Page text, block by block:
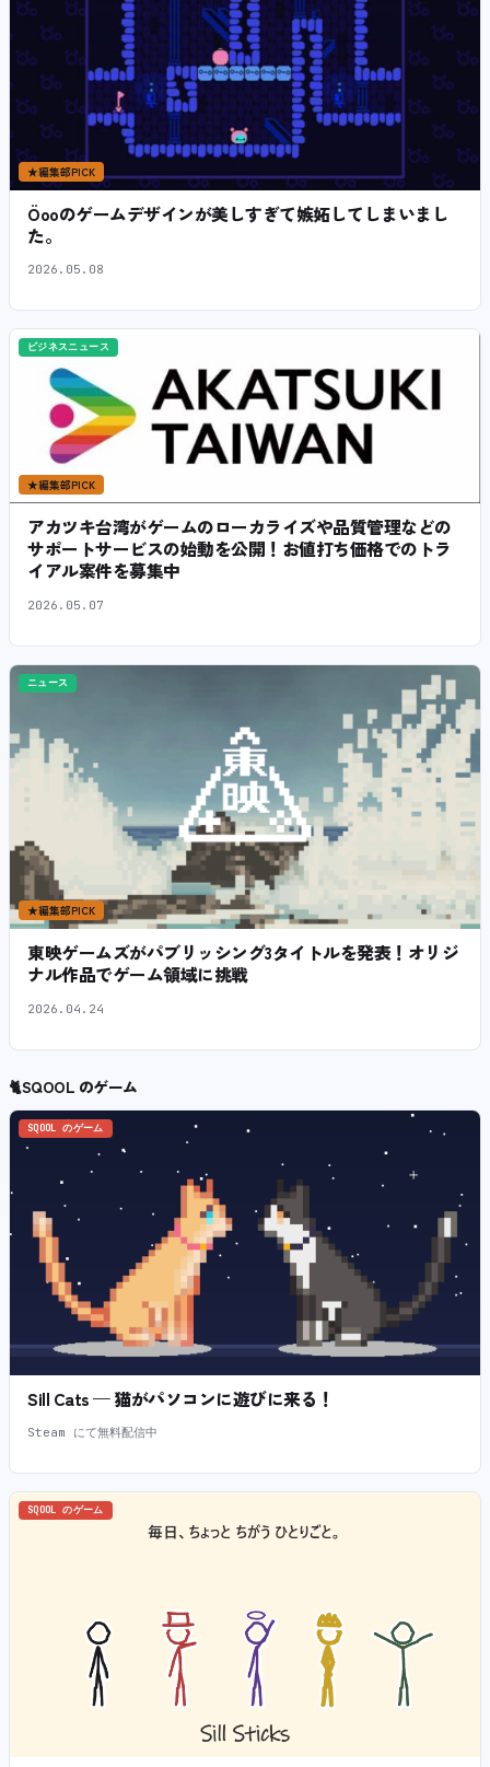
★編集部PICK
Öooのゲームデザインが美しすぎて嫉妬してしまいまし
た。
2026.05.08
ビジネスニュース
★編集部PICK
アカツキ台湾がゲームのローカライズや品質管理などの
サポートサービスの始動を公開！お値打ち価格でのトラ
イアル案件を募集中
2026.05.07
ニュース
★編集部PICK
東映ゲームズがパブリッシング3タイトルを発表！オリジ
ナル作品でゲーム領域に挑戦
2026.04.24
🐈SQOOL のゲーム
SQOOL のゲーム
Sill Cats — 猫がパソコンに遊びに来る！
Steam にて無料配信中
SQOOL のゲーム